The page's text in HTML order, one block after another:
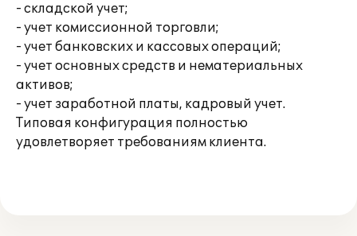
- складской учет;
- учет комиссионной торговли;
- учет банковских и кассовых операций;
- учет основных средств и нематериальных
активов;
- учет заработной платы, кадровый учет.
Типовая конфигурация полностью
удовлетворяет требованиям клиента.